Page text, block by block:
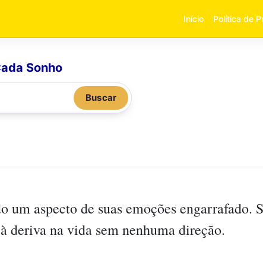
Início Política de
Sonho
Buscar
um aspecto de suas emoções engarrafado.
deriva na vida sem nenhuma direção.